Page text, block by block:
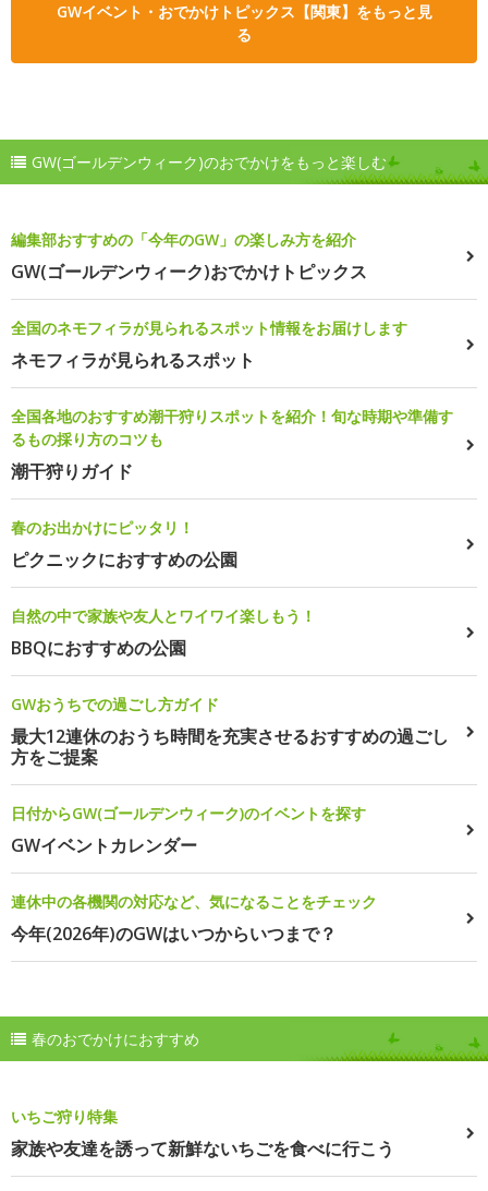
GWイベント・おでかけトピックス【関東】をもっと見
る
GW(ゴールデンウィーク)のおでかけをもっと楽しむ
編集部おすすめの「今年のGW」の楽しみ方を紹介
GW(ゴールデンウィーク)おでかけトピックス
全国のネモフィラが見られるスポット情報をお届けします
ネモフィラが見られるスポット
全国各地のおすすめ潮干狩りスポットを紹介！旬な時期や準備す
るもの採り方のコツも
潮干狩りガイド
春のお出かけにピッタリ！
ピクニックにおすすめの公園
自然の中で家族や友人とワイワイ楽しもう！
BBQにおすすめの公園
GWおうちでの過ごし方ガイド
最大12連休のおうち時間を充実させるおすすめの過ごし
方をご提案
日付からGW(ゴールデンウィーク)のイベントを探す
GWイベントカレンダー
連休中の各機関の対応など、気になることをチェック
今年(2026年)のGWはいつからいつまで？
春のおでかけにおすすめ
いちご狩り特集
家族や友達を誘って新鮮ないちごを食べに行こう